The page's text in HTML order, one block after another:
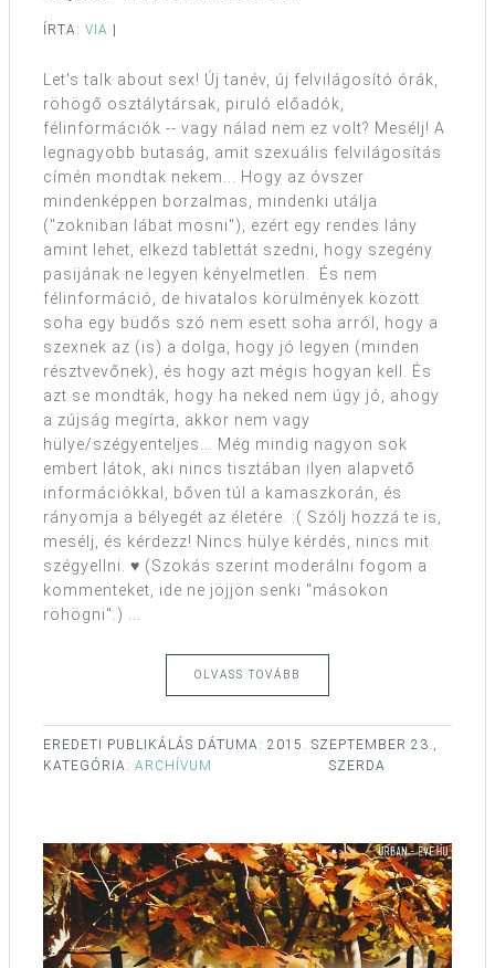
ÍRTA: VIA
Let's talk about sex! Új tanév, új felvilágosító órák,
röhögő osztálytársak, piruló előadók,
félinformációk -- vagy nálad nem ez volt? Mesélj! A
legnagyobb butaság, amit szexuális felvilágosítás
címén mondtak nekem... Hogy az óvszer
mindenképpen borzalmas, mindenki utálja
("zokniban lábat mosni"), ezért egy rendes lány
amint lehet, elkezd tablettát szedni, hogy szegény
pasijának ne legyen kényelmetlen. És nem
félinformáció, de hivatalos körülmények között
soha egy büdős szó nem esett soha arról, hogy a
szexnek az (is) a dolga, hogy jó legyen (minden
résztvevőnek), és hogy azt mégis hogyan kell. És
azt se mondták, hogy ha neked nem úgy jó, ahogy
a zújság megírta, akkor nem vagy
hülye/szégyenteljes... Még mindig nagyon sok
embert látok, aki nincs tisztában ilyen alapvető
információkkal, bőven túl a kamaszkorán, és
rányomja a bélyegét az életére. :( Szólj hozzá te is,
mesélj, és kérdezz! Nincs hülye kérdés, nincs mit
szégyellni. ♥ (Szokás szerint moderálni fogom a
kommenteket, ide ne jöjjön senki "másokon
röhögni".) ...
OLVASS TOVÁBB
EREDETI PUBLIKÁLÁS DÁTUMA: 2015. SZEPTEMBER 23.,
SZERDA
KATEGÓRIA: ARCHÍVUM